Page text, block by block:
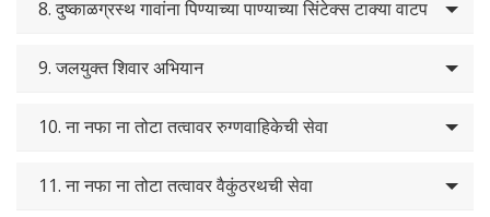
8. दुष्काळग्रस्थ गावांना पिण्याच्या पाण्याच्या सिंटेक्स टाक्या वाटप
9. जलयुक्त शिवार अभियान
10. ना नफा ना तोटा तत्वावर रुग्णवाहिकेची सेवा
11. ना नफा ना तोटा तत्वावर वैकुंठरथची सेवा